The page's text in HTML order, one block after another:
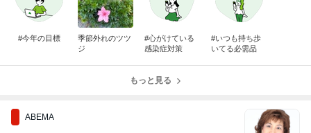
#今年の目標
季節外れのツツ
ジ
#心がけている
感染症対策
#いつも持ち歩
いてる必需品
もっと見る
ABEMA